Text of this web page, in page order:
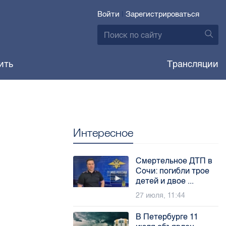
Войти | Зарегистрироваться
Трансляции
Интересное
Смертельное ДТП в
Сочи: погибли трое
детей и двое ...
27 июля, 11:44
В Петербурге 11